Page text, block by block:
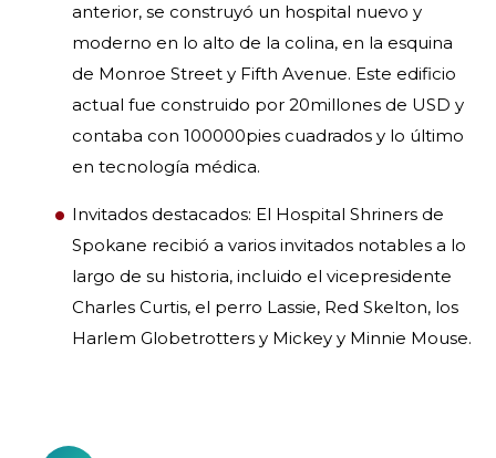
anterior, se construyó un hospital nuevo y
moderno en lo alto de la colina, en la esquina
de Monroe Street y Fifth Avenue. Este edificio
actual fue construido por 20millones de USD y
contaba con 100000pies cuadrados y lo último
en tecnología médica.
Invitados destacados: El Hospital Shriners de
Spokane recibió a varios invitados notables a lo
largo de su historia, incluido el vicepresidente
Charles Curtis, el perro Lassie, Red Skelton, los
Harlem Globetrotters y Mickey y Minnie Mouse.